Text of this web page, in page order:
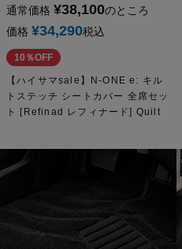
通常価格 ¥38,100のところ
価格 ¥34,290税込
10％OFF
【ハイサマsale】N-ONE e: キル
トステッチ シートカバー 全席セッ
ト [Refinad レフィナード] Quilt